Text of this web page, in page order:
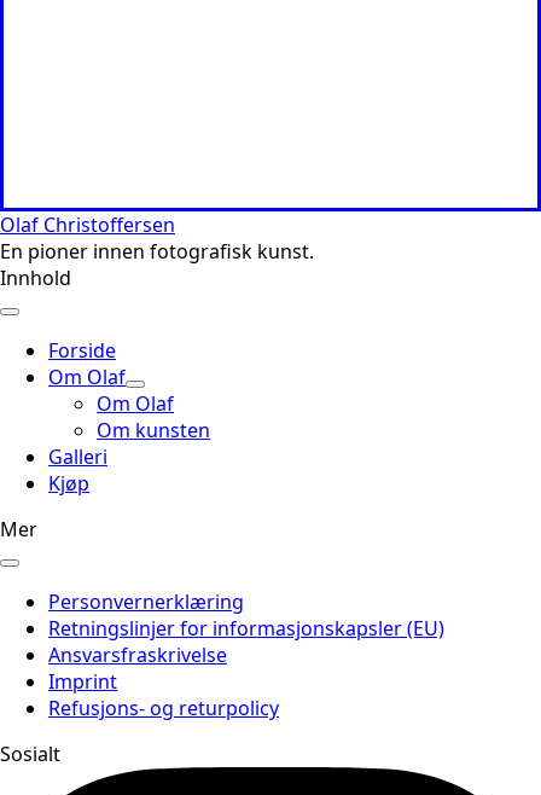
Olaf Christoffersen
En pioner innen fotografisk kunst.
Innhold
Forside
Om Olaf
Om Olaf
Om kunsten
Galleri
Kjøp
Mer
Personvernerklæring
Retningslinjer for informasjonskapsler (EU)
Ansvarsfraskrivelse
Imprint
Refusjons- og returpolicy
Sosialt